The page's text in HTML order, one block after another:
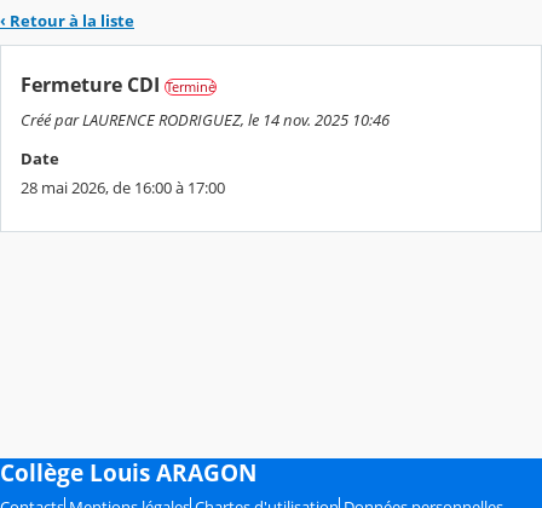
‹ Retour à la liste
Fermeture CDI Terminé
Créé par LAURENCE RODRIGUEZ, le 14 nov. 2025 10:46
Date
28 mai 2026, de 16:00 à 17:00
Collège Louis ARAGON